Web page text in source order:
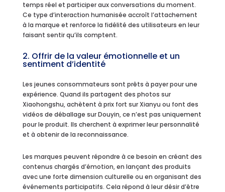
temps réel et participer aux conversations du moment.
Ce type d’interaction humanisée accroît l’attachement
à la marque et renforce la fidélité des utilisateurs en leur
faisant sentir qu’ils comptent.
2. Offrir de la valeur émotionnelle et un
sentiment d’identité
Les jeunes consommateurs sont prêts à payer pour une
expérience. Quand ils partagent des photos sur
Xiaohongshu, achètent à prix fort sur Xianyu ou font des
vidéos de déballage sur Douyin, ce n’est pas uniquement
pour le produit. Ils cherchent à exprimer leur personnalité
et à obtenir de la reconnaissance.
Les marques peuvent répondre à ce besoin en créant des
contenus chargés d’émotion, en lançant des produits
avec une forte dimension culturelle ou en organisant des
événements participatifs. Cela répond à leur désir d’être